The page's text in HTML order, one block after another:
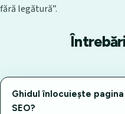
fără legătură”.
Ghidul înlocuiește
SEO?